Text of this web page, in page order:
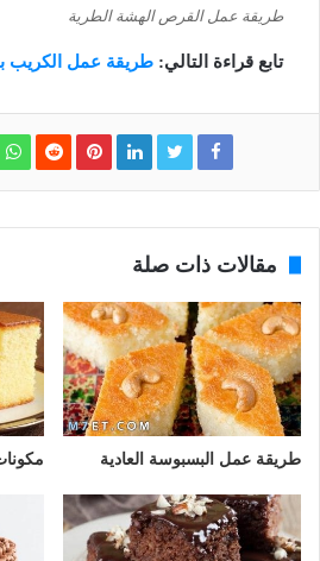
طريقة عمل القرص الهشة الطرية
تابع قراءة التالي: طريقة عمل الكريب
مقالات ذات صلة
طريقة عمل البسبوسة العادية